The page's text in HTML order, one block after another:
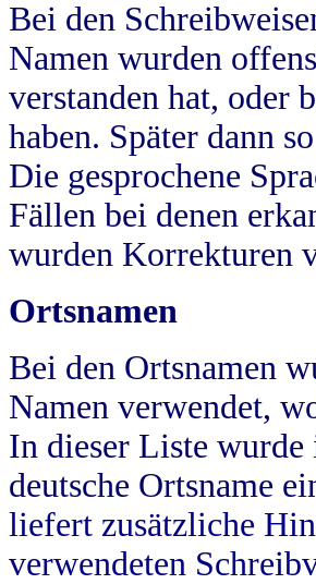
Bei den
Namen wurden
verstanden hat, oder
haben. Später dann
Die gesprochene
Fällen bei denen
wurden Korrekturen
Ortsnamen
Bei den Ortsnamen
Namen verwendet,
In dieser Liste
deutsche Ortsname
liefert zusätzliche
verwendeten